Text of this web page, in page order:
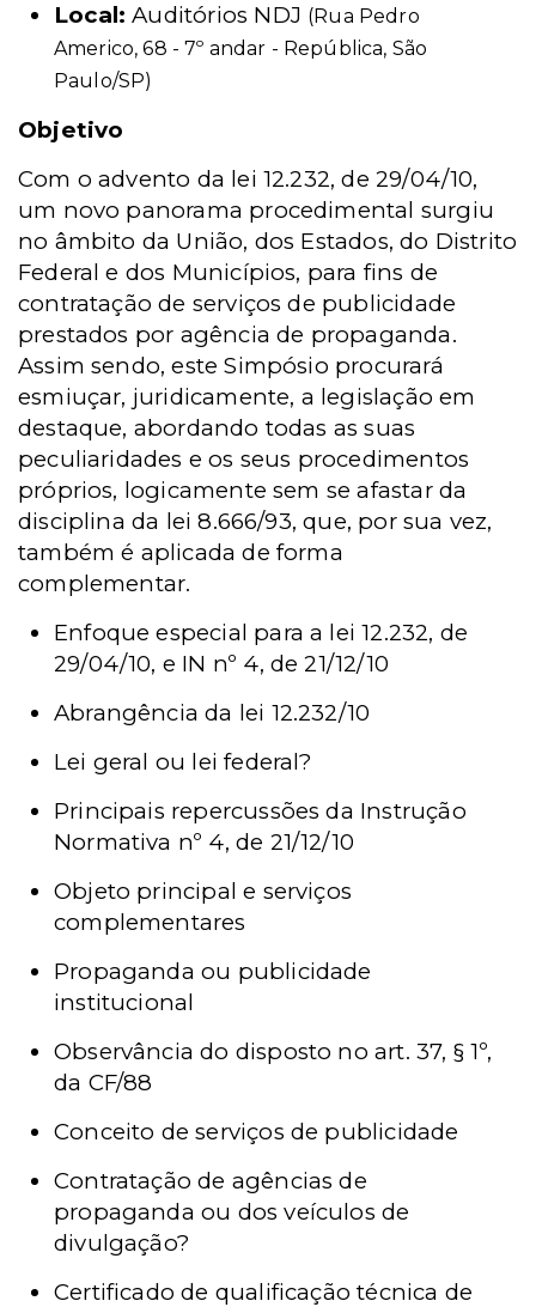
Local: Auditórios NDJ (Rua Pedro
Americo, 68 - 7º andar - República, São
Paulo/SP)
Objetivo
Com o advento da lei 12.232, de 29/04/10,
um novo panorama procedimental surgiu
no âmbito da União, dos Estados, do Distrito
Federal e dos Municípios, para fins de
contratação de serviços de publicidade
prestados por agência de propaganda.
Assim sendo, este Simpósio procurará
esmiuçar, juridicamente, a legislação em
destaque, abordando todas as suas
peculiaridades e os seus procedimentos
próprios, logicamente sem se afastar da
disciplina da lei 8.666/93, que, por sua vez,
também é aplicada de forma
complementar.
Enfoque especial para a lei 12.232, de
29/04/10, e IN nº 4, de 21/12/10
Abrangência da lei 12.232/10
Lei geral ou lei federal?
Principais repercussões da Instrução
Normativa nº 4, de 21/12/10
Objeto principal e serviços
complementares
Propaganda ou publicidade
institucional
Observância do disposto no art. 37, § 1º,
da CF/88
Conceito de serviços de publicidade
Contratação de agências de
propaganda ou dos veículos de
divulgação?
Certificado de qualificação técnica de